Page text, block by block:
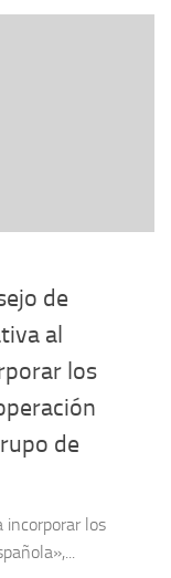
de
al
los
de
incorporar los